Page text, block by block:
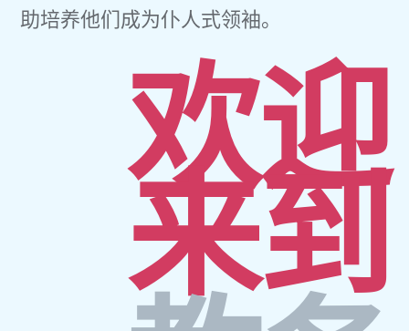
助培养他们成为仆人式领袖。
欢迎
来到